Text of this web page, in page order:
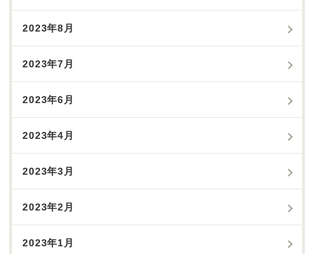
2023年8月
2023年7月
2023年6月
2023年4月
2023年3月
2023年2月
2023年1月